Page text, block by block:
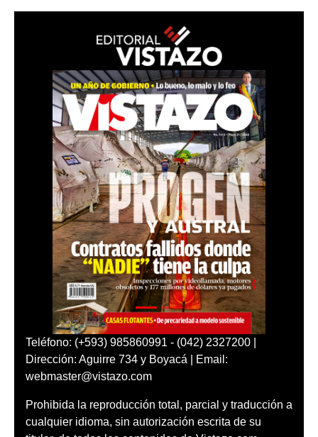
Teléfono: (+593) 985860991 - (042) 2327200 |
Dirección: Aguirre 734 y Boyacá | Email:
webmaster@vistazo.com
Prohibida la reproducción total, parcial y traducción a
cualquier idioma, sin autorización escrita de su